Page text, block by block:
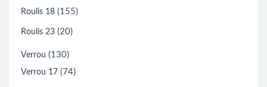
Roulis 18 (155)
Roulis 23 (20)
Verrou (130)
Verrou 17 (74)